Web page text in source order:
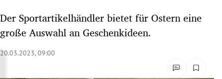
Der Sportartikelhändler bietet für Ostern eine
große Auswahl an Geschenkideen.
20.03.2023, 09:00